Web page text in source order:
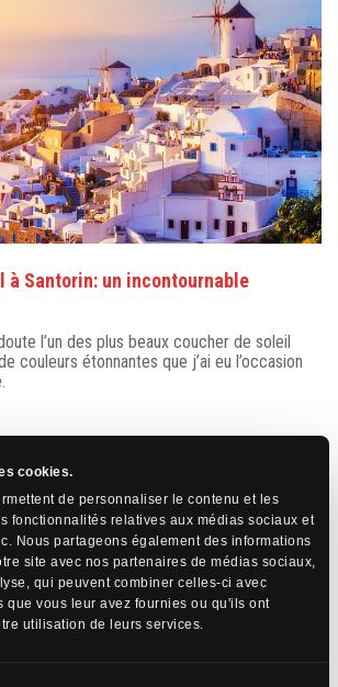
cookies.
de personnaliser le contenu et les
fonctionnalités relatives aux médias sociaux et
Nous partageons également des informations
site avec nos partenaires de médias sociaux,
qui peuvent combiner celles-ci avec
que vous leur avez fournies ou qu'ils ont
utilisation de leurs services.
à Santorin: un incontournable
l’un des plus beaux coucher de soleil
couleurs étonnantes que j’ai eu l’occasion